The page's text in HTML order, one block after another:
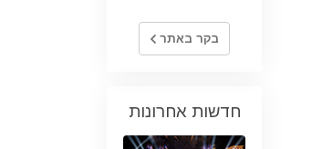
בקר באתר
חדשות אחרונות